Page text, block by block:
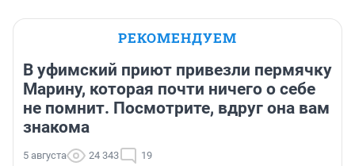
РЕКОМЕНДУЕМ
В уфимский приют привезли пермячку
Марину, которая почти ничего о себе
не помнит. Посмотрите, вдруг она вам
знакома
5 августа 24 343 19